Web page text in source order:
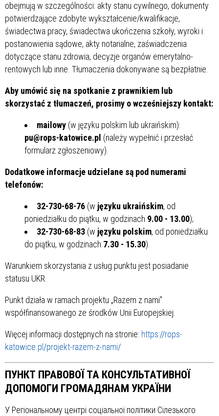
obejmują w szczególności: akty stanu cywilnego, dokumenty
potwierdzające zdobyte wykształcenie/kwalifikacje,
świadectwa pracy, świadectwa ukończenia szkoły, wyroki i
postanowienia sądowe, akty notarialne, zaświadczenia
dotyczące stanu zdrowia, decyzje organów emerytalno-
rentowych lub inne. Tłumaczenia dokonywane są bezpłatnie.
Aby umówić się na spotkanie z prawnikiem lub
skorzystać z tłumaczeń, prosimy o wcześniejszy kontakt:
mailowy (w języku polskim lub ukraińskim):
pu@rops-katowice.pl (należy wypełnić i przesłać
formularz zgłoszeniowy).
Dodatkowe informacje udzielane są pod numerami
telefonów:
32-730-68-76 (w języku ukraińskim, od
poniedziałku do piątku, w godzinach 9.00 - 13.00);
32-730-68-83 (w języku polskim, od poniedziałku
do piątku, w godzinach 7.30 - 15.30).
Warunkiem skorzystania z usług punktu jest posiadanie
statusu UKR.
Punkt działa w ramach projektu „Razem z nami”
współfinansowanego ze środków Unii Europejskiej.
Więcej informacji dostępnych na stronie: https://rops-
katowice.pl/projekt-razem-z-nami/
ПУНКТ ПРАВОВОЇ ТА КОНСУЛЬТАТИВНОЇ
ДОПОМОГИ ГРОМАДЯНАМ УКРАЇНИ
У Регіональному центрі соціальної політики Сілезького